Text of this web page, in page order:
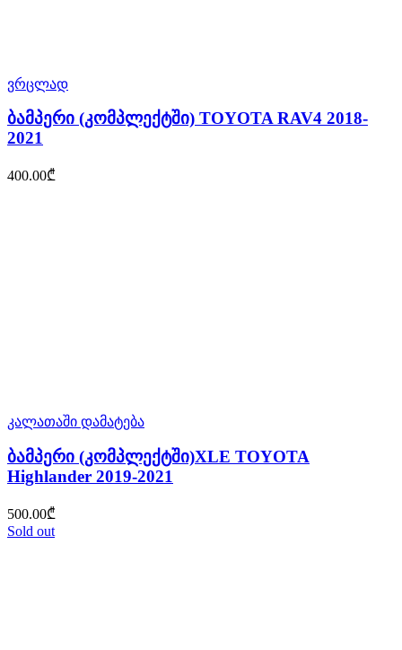
ვრცლად
ბამპერი (კომპლექტში) TOYOTA RAV4 2018-
2021
400.00₾
კალათაში დამატება
ბამპერი (კომპლექტში)XLE TOYOTA
Highlander 2019-2021
500.00₾
Sold out